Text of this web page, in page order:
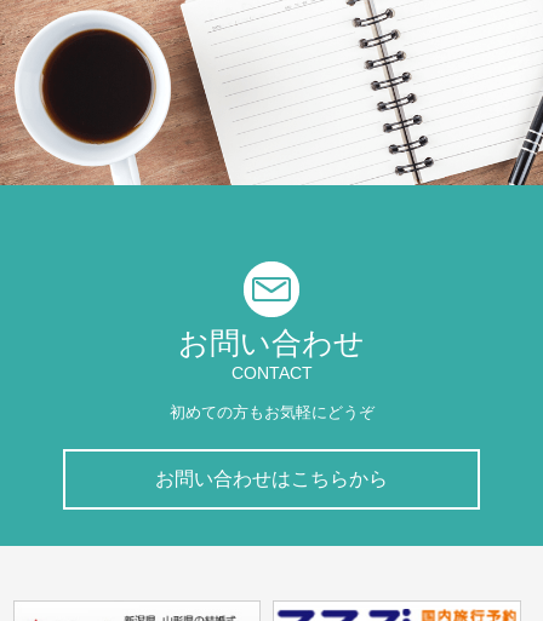
お問い合わせ
CONTACT
初めての方もお気軽にどうぞ
お問い合わせはこちらから